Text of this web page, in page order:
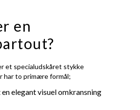
en
et specialudskåret stykke
har to primære formål;
elegant visuel omkransning